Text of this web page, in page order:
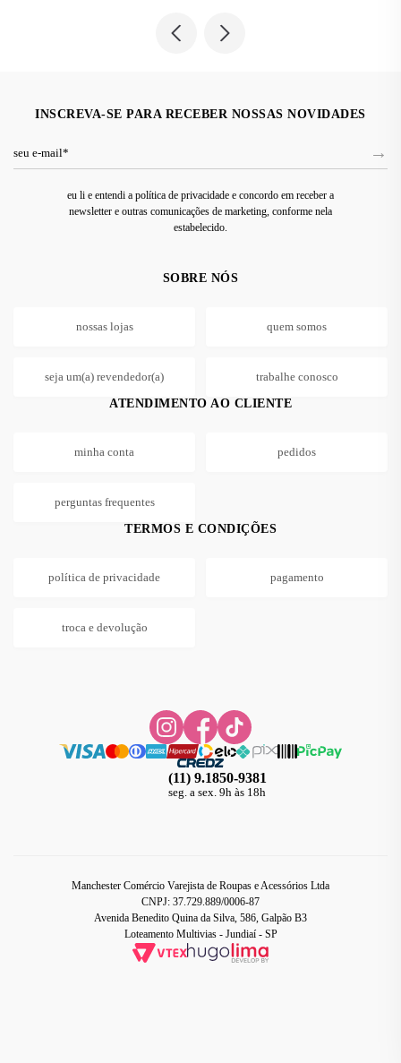
INSCREVA-SE PARA RECEBER NOSSAS NOVIDADES
eu li e entendi a política de privacidade e concordo em receber a
newsletter e outras comunicações de marketing, conforme nela
estabelecido.
SOBRE NÓS
nossas lojas quem somos
seja um(a) revendedor(a) trabalhe conosco
ATENDIMENTO AO CLIENTE
minha conta pedidos
perguntas frequentes
TERMOS E CONDIÇÕES
política de privacidade pagamento
troca e devolução
(11) 9.1850-9381
seg. a sex. 9h às 18h
Manchester Comércio Varejista de Roupas e Acessórios Ltda
CNPJ: 37.729.889/0006-87
Avenida Benedito Quina da Silva, 586, Galpão B3
Loteamento Multivias - Jundiaí - SP